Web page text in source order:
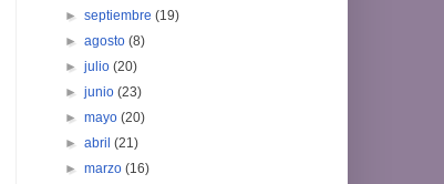
►septiembre(19)
►agosto(8)
►julio(20)
►junio(23)
►mayo(20)
►abril(21)
►marzo(16)